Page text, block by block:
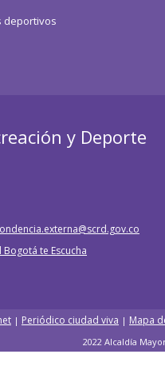
deportivos
y Deporte
te Escucha
| Periódico ciudad viva | Mapa
2022 Alcaldía